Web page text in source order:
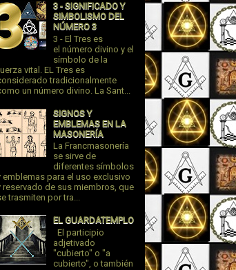
3 - SIGNIFICADO Y
SIMBOLISMO DEL
NÚMERO 3
3 - El Tres es
el número divino y el
símbolo de la
vital. EL Tres es
tradicionalmente
un número divino. La Sant...
SIGNOS Y
EMBLEMAS EN LA
MASONERÍA
La Francmasonería
se sirve de
diferentes símbolos
emblemas para el uso exclusivo
reservado de sus miembros, que
trasmiten por tra...
EL GUARDATEMPLO
El participio
adjetivado
"cubierto" o "a
cubierto", o también